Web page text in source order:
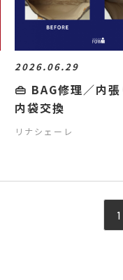
2026.06.29
👜 BAG修理／内張
内袋交換
リナシェーレ
1